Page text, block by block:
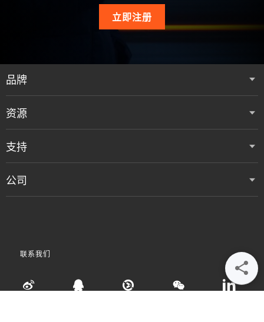
立即注册
品牌
资源
支持
公司
联系我们